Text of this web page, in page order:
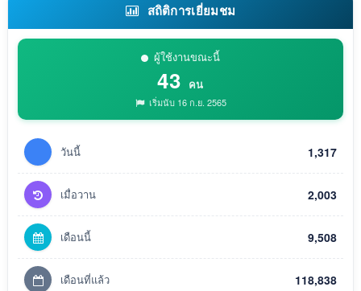
สถิติการเยี่ยมชม
ผู้ใช้งานขณะนี้
43 คน
เริ่มนับ 16 ก.ย. 2565
วันนี้ 1,317
เมื่อวาน 2,003
เดือนนี้ 9,508
เดือนที่แล้ว 118,838